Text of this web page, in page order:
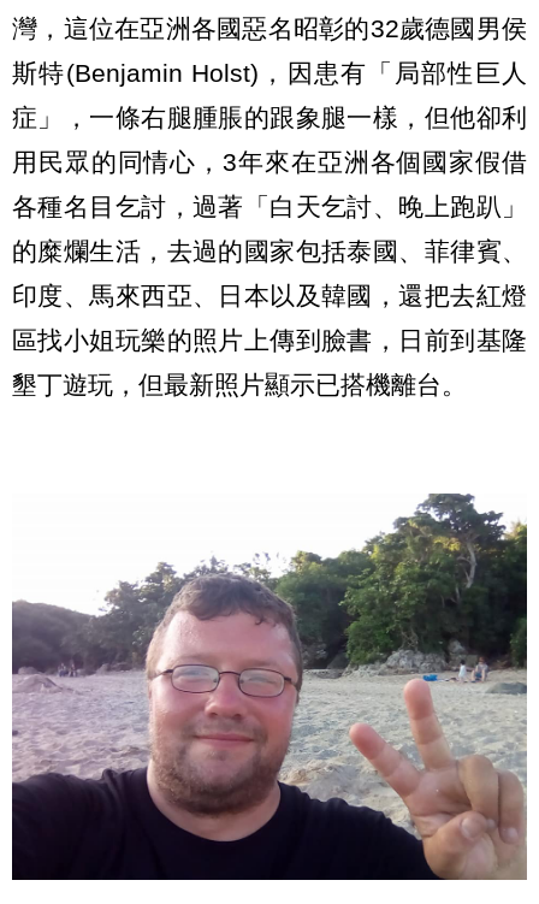
灣，這位在亞洲各國惡名昭彰的32歲德國男侯
斯特(Benjamin Holst)，因患有「局部性巨人
症」，一條右腿腫脹的跟象腿一樣，但他卻利
用民眾的同情心，3年來在亞洲各個國家假借
各種名目乞討，過著「白天乞討、晚上跑趴」
的糜爛生活，去過的國家包括泰國、菲律賓、
印度、馬來西亞、日本以及韓國，還把去紅燈
區找小姐玩樂的照片上傳到臉書，日前到基隆
墾丁遊玩，但最新照片顯示已搭機離台。